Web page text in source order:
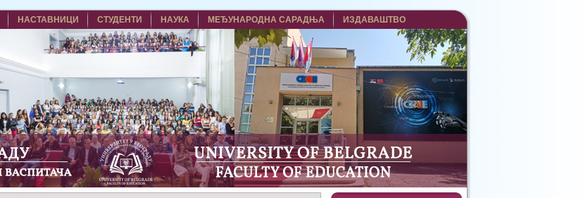
НАСТАВНИЦИ СТУДЕНТИ НАУКА МЕЂУНАРОДНА САРАДЊА ИЗДАВАШТВО